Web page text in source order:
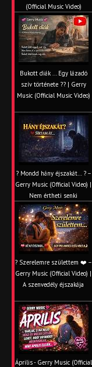
(Official Music Video)
Bukott diák ... Egy lázadó
szív története ?? | Gerry
Music (Official Music Video)
? Mondd hány éjszakát… ? –
Gerry Music (Official Video) |
Nem értheti senki
? Szerelemre születtem ❤️ –
Gerry Music (Official Video) |
A szenvedély éjszakája
Április - Gerry Music (Official